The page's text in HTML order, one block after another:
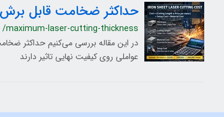
حداکثر ضخامت قابل برش
/maximum-laser-cutting-thickness
در این مقاله بررسی می‌کنیم حداکثر
عواملی روی کیفیت نهایی تاثیر دارند